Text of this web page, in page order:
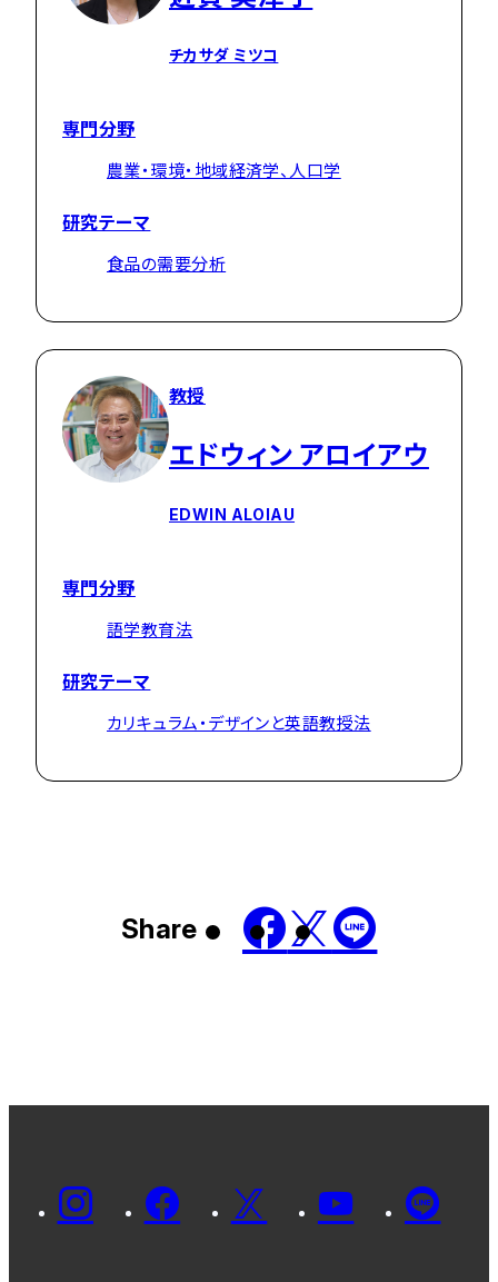
チカサダ ミツコ
専門分野
農業・環境・地域経済学、人口学
研究テーマ
食品の需要分析
教授
エドウィン アロイアウ
EDWIN ALOIAU
専門分野
語学教育法
研究テーマ
カリキュラム・デザインと英語教授法
Share